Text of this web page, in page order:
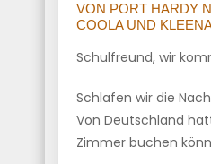
VON PORT HARDY
COOLA UND
Schulfreund, wir
Schlafen wir die
Von Deutschland
Zimmer buchen